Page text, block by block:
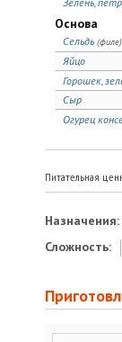
Основа
Сельдь (филе)
Яйцо
Горошек,
Сыр
Огурец
Питательная
Назначения:
Сложность: